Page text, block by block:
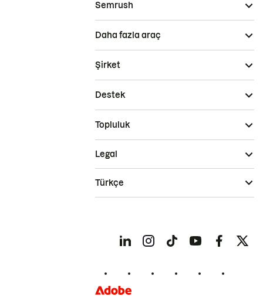
Semrush
Daha fazla araç
Şirket
Destek
Topluluk
Legal
Türkçe